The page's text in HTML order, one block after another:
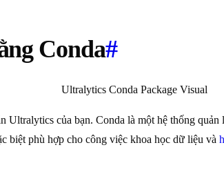
Conda#
của bạn. Conda là một hệ thống
biệt phù hợp cho công việc khoa học dữ liệu và